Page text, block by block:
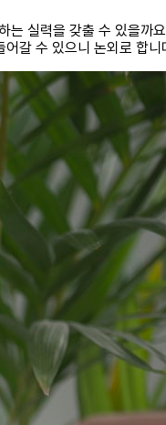
실력을 갖출 수 있을까
갈 수 있으니 논외로 합니